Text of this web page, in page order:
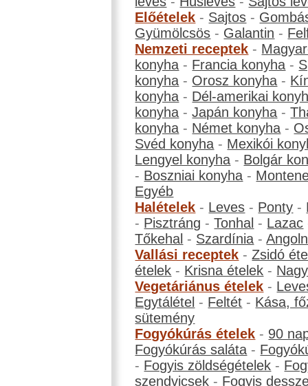
Előételek - Sajtos -
Gyümölcsös - Galantin -
Nemzeti receptek -
konyha - Francia konyha -
konyha - Orosz konyha -
konyha - Dél-amerikai
konyha -Japán konyha -
konyha - Német konyha -
Svéd konyha - Mexikói
Lengyel konyha - Bolgár
- Boszniai konyha -
Egyéb
Halételek - Leves - Ponty -
- Pisztráng -Tonhal - Lazac
Tőkehal - Szardínia -
Vallási receptek -Zsidó
ételek - Krisna ételek -
Vegetáriánus ételek -
Egytálétel - Feltét - Kása,
sütemény
Fogyókúrás ételek - 90
Fogyókúrás saláta -
- Fogyis zöldségételek -
szendvicsek - Fogyis